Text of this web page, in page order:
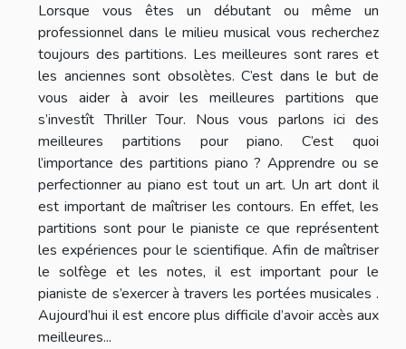
Lorsque vous êtes un débutant ou même un
professionnel dans le milieu musical vous recherchez
toujours des partitions. Les meilleures sont rares et
les anciennes sont obsolètes. C’est dans le but de
vous aider à avoir les meilleures partitions que
s’investît Thriller Tour. Nous vous parlons ici des
meilleures partitions pour piano. C’est quoi
l’importance des partitions piano ? Apprendre ou se
perfectionner au piano est tout un art. Un art dont il
est important de maîtriser les contours. En effet, les
partitions sont pour le pianiste ce que représentent
les expériences pour le scientifique. Afin de maîtriser
le solfège et les notes, il est important pour le
pianiste de s’exercer à travers les portées musicales .
Aujourd’hui il est encore plus difficile d’avoir accès aux
meilleures...